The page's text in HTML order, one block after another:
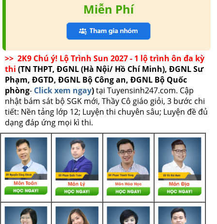
Miễn Phí
>> 2K9 Chú ý! Lộ Trình Sun 2027 - 1 lộ trình ôn đa kỳ
thi (TN THPT, ĐGNL (Hà Nội/ Hồ Chí Minh), ĐGNL Sư
Phạm, ĐGTD, ĐGNL Bộ Công an, ĐGNL Bộ Quốc
phòng- Click xem ngay)tại Tuyensinh247.com. Cập
nhật bám sát bộ SGK mới, Thầy Cô giáo giỏi, 3 bước chi
tiết: Nền tảng lớp 12; Luyện thi chuyên sâu; Luyện đề đủ
dạng đáp ứng mọi kì thi.